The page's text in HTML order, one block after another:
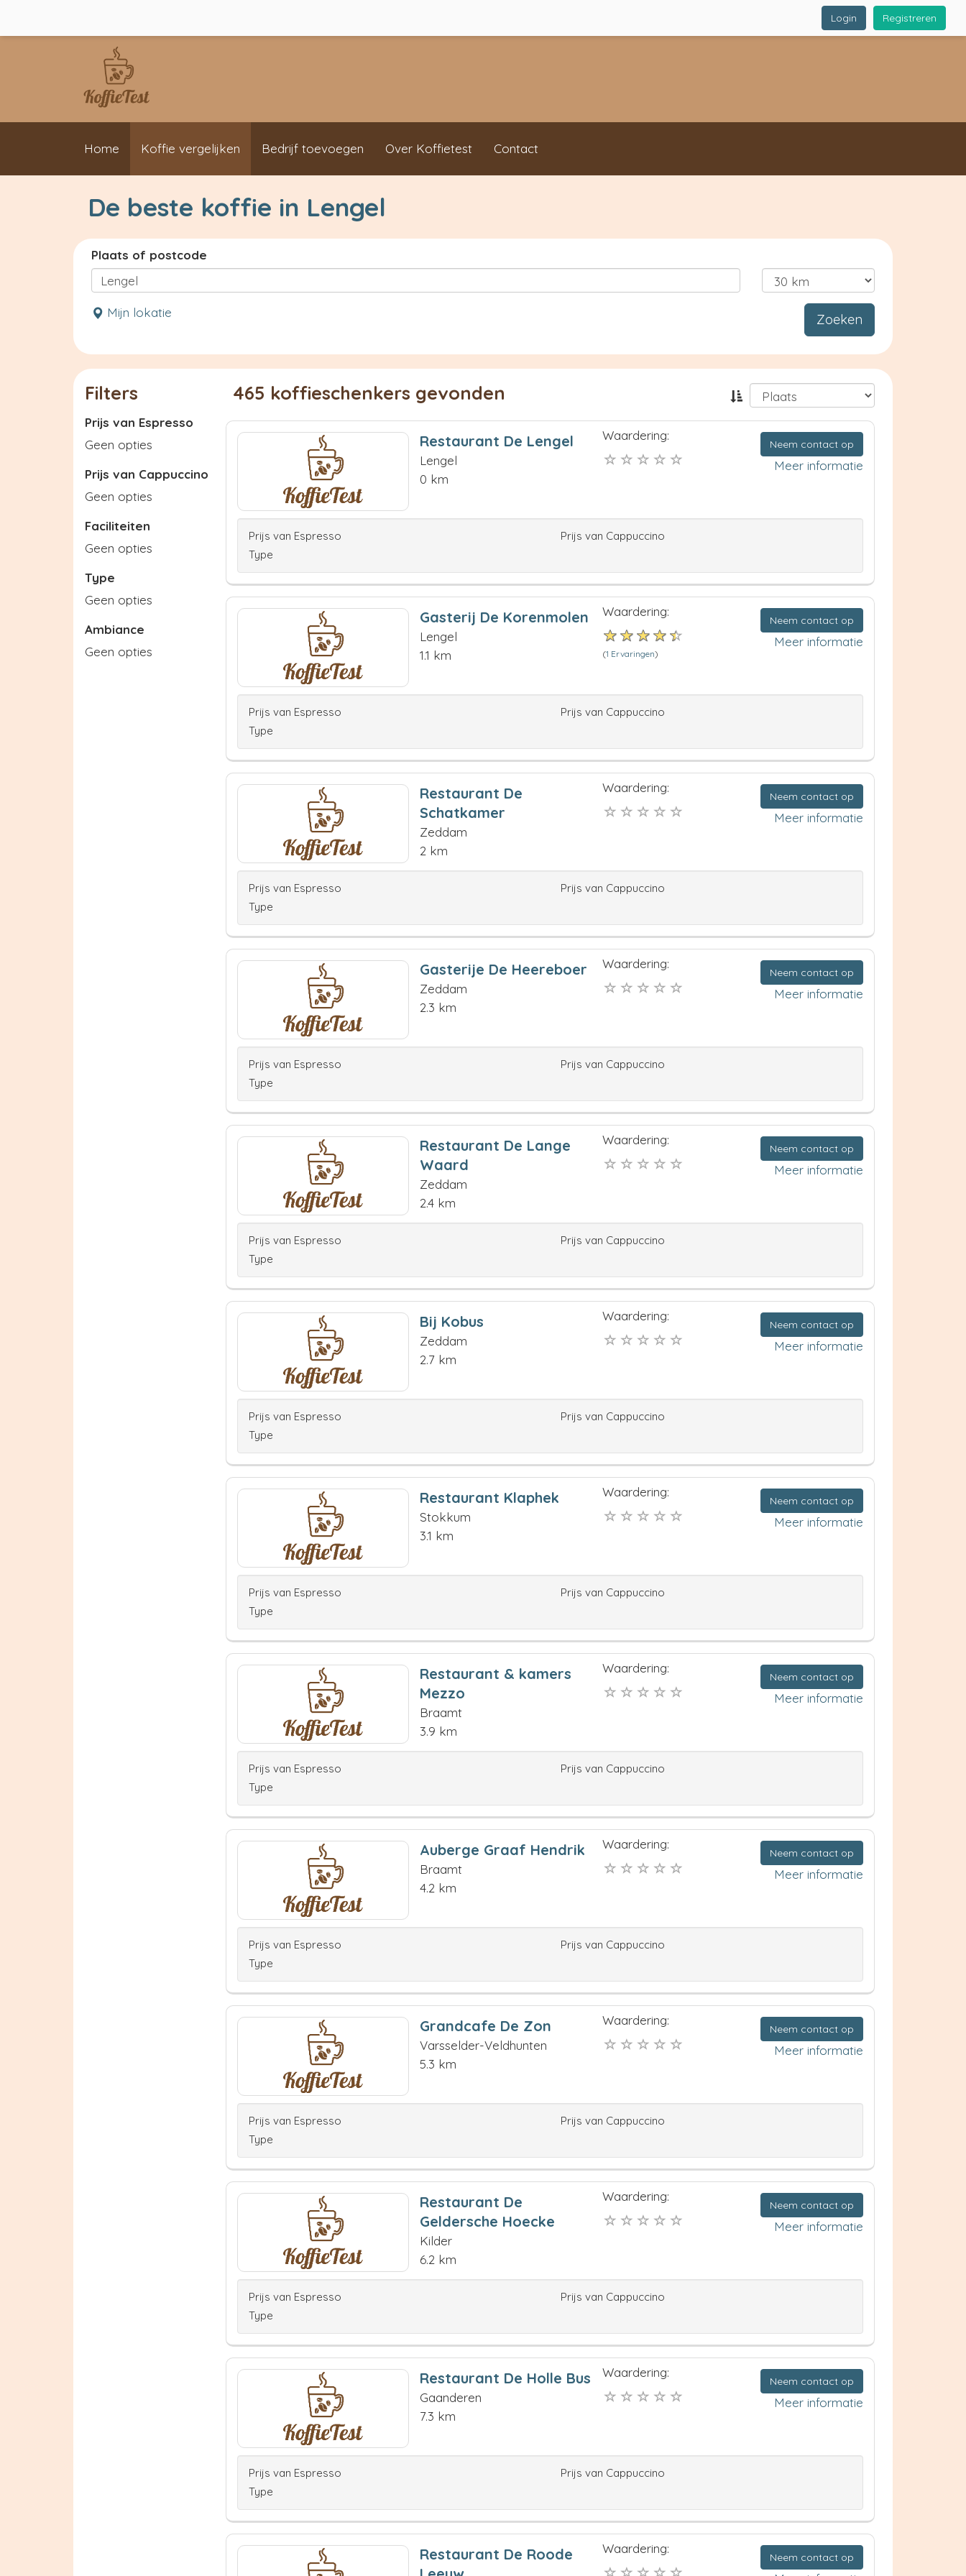
Registreren
Login
Home Koffie vergelijken Bedrijf toevoegen Over Koffietest Contact
De beste koffie in Lengel
Plaats of postcode
Mijn lokatie Zoeken
Filters
Prijs van Espresso
Geen opties
Prijs van Cappuccino
Geen opties
Faciliteiten
Geen opties
Type
Geen opties
Ambiance
Geen opties
465 koffieschenkers gevonden
Restaurant De Lengel
Lengel
0 km
Waardering:
Neem contact op
Meer informatie
Prijs van Espresso
Prijs van Cappuccino
Type
Gasterij De Korenmolen
Lengel
1.1 km
Waardering:
(1 Ervaringen)
Neem contact op
Meer informatie
Prijs van Espresso
Prijs van Cappuccino
Type
Restaurant De
Schatkamer
Zeddam
2 km
Waardering:
Neem contact op
Meer informatie
Prijs van Espresso
Prijs van Cappuccino
Type
Gasterije De Heereboer
Zeddam
2.3 km
Waardering:
Neem contact op
Meer informatie
Prijs van Espresso
Prijs van Cappuccino
Type
Restaurant De Lange
Waard
Zeddam
2.4 km
Waardering:
Neem contact op
Meer informatie
Prijs van Espresso
Prijs van Cappuccino
Type
Bij Kobus
Zeddam
2.7 km
Waardering:
Neem contact op
Meer informatie
Prijs van Espresso
Prijs van Cappuccino
Type
Restaurant Klaphek
Stokkum
3.1 km
Waardering:
Neem contact op
Meer informatie
Prijs van Espresso
Prijs van Cappuccino
Type
Restaurant & kamers
Mezzo
Braamt
3.9 km
Waardering:
Neem contact op
Meer informatie
Prijs van Espresso
Prijs van Cappuccino
Type
Auberge Graaf Hendrik
Braamt
4.2 km
Waardering:
Neem contact op
Meer informatie
Prijs van Espresso
Prijs van Cappuccino
Type
Grandcafe De Zon
Varsselder-Veldhunten
5.3 km
Waardering:
Neem contact op
Meer informatie
Prijs van Espresso
Prijs van Cappuccino
Type
Restaurant De
Geldersche Hoecke
Kilder
6.2 km
Waardering:
Neem contact op
Meer informatie
Prijs van Espresso
Prijs van Cappuccino
Type
Restaurant De Holle Bus
Gaanderen
7.3 km
Waardering:
Neem contact op
Meer informatie
Prijs van Espresso
Prijs van Cappuccino
Type
Restaurant De Roode
Waardering:
Neem contact op